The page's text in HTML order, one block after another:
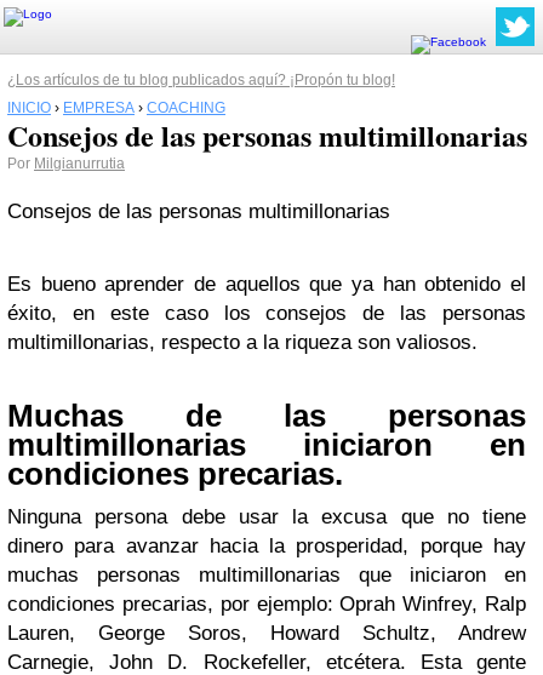
¿Los artículos de tu blog publicados aquí? ¡Propón tu blog!
INICIO › EMPRESA › COACHING
Consejos de las personas multimillonarias
Por Milgianurrutia
Consejos de las personas multimillonarias
Es bueno aprender de aquellos que ya han obtenido el
éxito, en este caso los consejos de las personas
multimillonarias, respecto a la riqueza son valiosos.
Muchas de las personas
multimillonarias iniciaron en
condiciones precarias.
Ninguna persona debe usar la excusa que no tiene
dinero para avanzar hacia la prosperidad, porque hay
muchas personas multimillonarias que iniciaron en
condiciones precarias, por ejemplo: Oprah Winfrey, Ralp
Lauren, George Soros, Howard Schultz, Andrew
Carnegie, John D. Rockefeller, etcétera. Esta gente